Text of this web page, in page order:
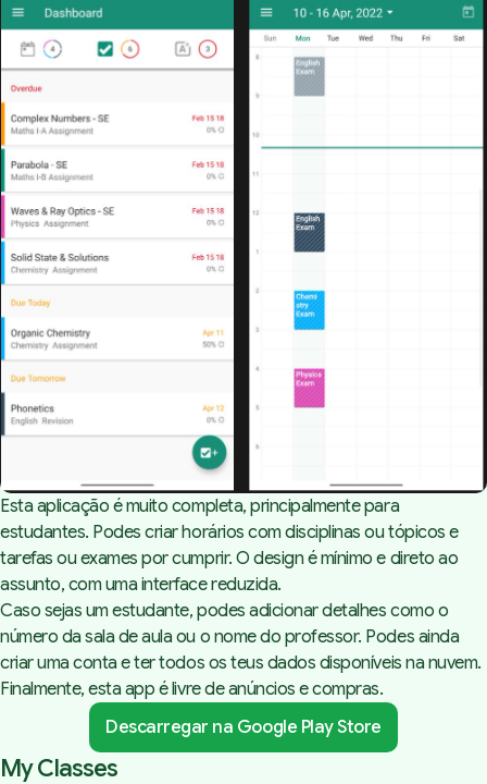
Esta aplicação é muito completa, principalmente para
estudantes. Podes criar horários com disciplinas ou tópicos e
tarefas ou exames por cumprir. O design é mínimo e direto ao
assunto, com uma interface reduzida.
Caso sejas um estudante, podes adicionar detalhes como o
número da sala de aula ou o nome do professor. Podes ainda
criar uma conta e ter todos os teus dados disponíveis na nuvem.
Finalmente, esta app é livre de anúncios e compras.
Descarregar na Google Play Store
My Classes